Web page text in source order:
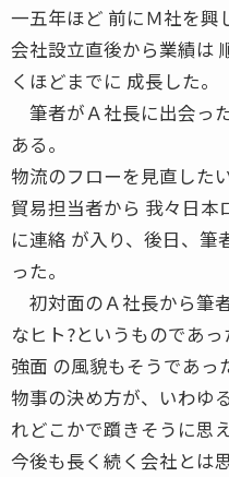
一五年ほど 前にＭ社を興
会社設立直後から業績は
くほどまでに 成長した。
筆者がＡ社長に出会っ
ある。
物流のフローを見直した
貿易担当者から 我々日本
に連絡 が入り、後日、筆
った。
初対面のＡ社長から筆
なヒト?というものであっ
強面 の風貌もそうであっ
物事の決め方が、いわゆ
れどこかで躓きそうに思え
今後も長く続く会社とは